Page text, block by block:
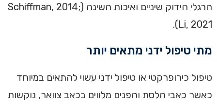
הרגלי הידוק שיניים ואיכות השינה (Schiffman, 2014;
Li, 2021).
מתי טיפול ידני מתאים יותר
טיפול כירופרקטי או טיפול ידני עשוי להתאים במיוחד
כאשר כאבי הלסת והפנים מלווים בכאב צוואר, נוקשות